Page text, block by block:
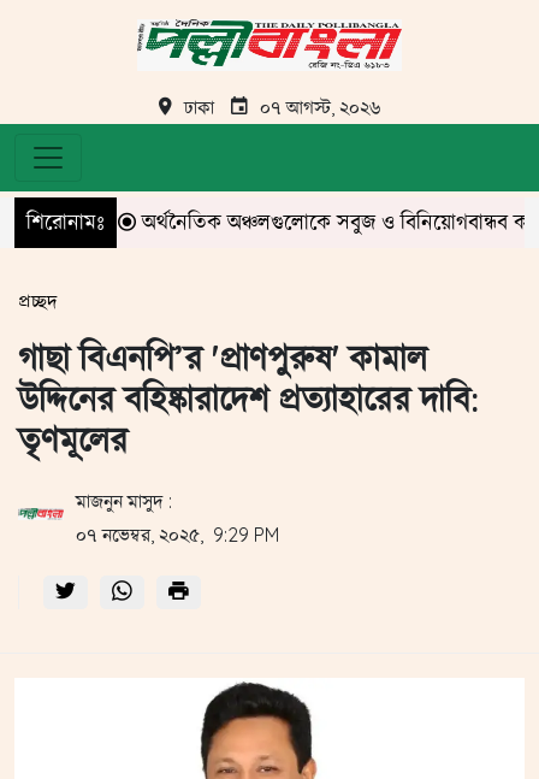
ঢাকা ০৭ আগস্ট, ২০২৬
শিরোনামঃঅর্থনৈতিক অঞ্চলগুলোকে সবুজ ও বিনিয়োগবান্ধব করার
প্রচ্ছদ
গাছা বিএনপি’র 'প্রাণপুরুষ' কামাল
উদ্দিনের বহিষ্কারাদেশ প্রত্যাহারের দাবি:
তৃণমূলের
মাজনুন মাসুদ :
০৭ নভেম্বর, ২০২৫, 9:29 PM